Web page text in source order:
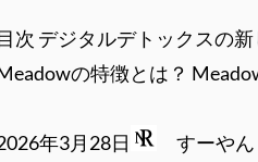
次 デジタルデトックスの
の特徴とは？
年3月28日 すーやん